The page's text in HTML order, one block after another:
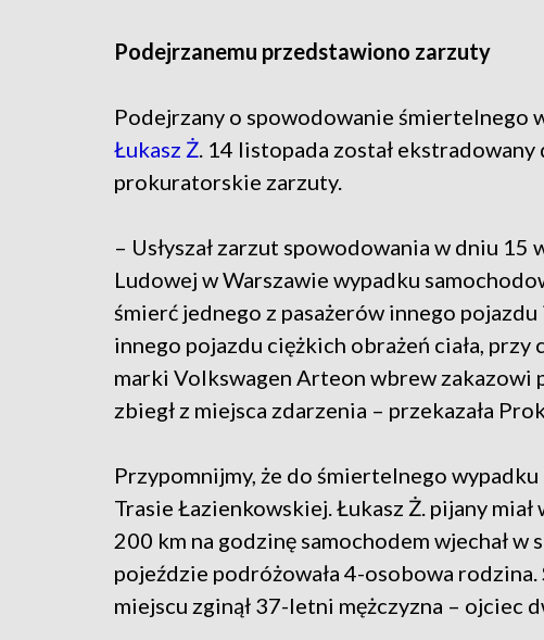
Podejrzanemu przedstawiono zarzuty
Podejrzany o spowodowanie śmiertelnego
Łukasz Ż . 14 listopada został
prokuratorskie zarzuty.
– Usłyszał zarzut spowodowania w dniu
Ludowej w Warszawie wypadku
śmierć jednego z pasażerów innego
innego pojazdu ciężkich obrażeń ciała,
marki Volkswagen Arteon wbrew zakazowi
zbiegł z miejsca zdarzenia – przekazała
Przypomnijmy, że do śmiertelnego wypadku
Trasie Łazienkowskiej. Łukasz Ż. pijany
200 km na godzinę samochodem wjechał w
pojeździe podróżowała 4-osobowa
miejscu zginął 37-letni mężczyzna – ojciec